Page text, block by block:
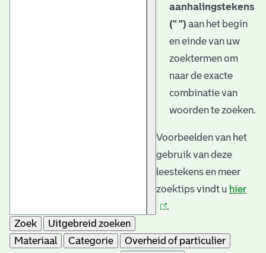
aanhalingstekens
(" ") aan het begin
en einde van uw
zoektermen om
naar de exacte
combinatie van
woorden te zoeken.
Voorbeelden van het
gebruik van deze
leestekens en meer
zoektips vindt u hier
.
Zoek
Uitgebreid zoeken
Materiaal
Categorie
Overheid of particulier